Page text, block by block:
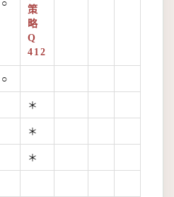
○
策
略
Q
412
○
＊
＊
＊